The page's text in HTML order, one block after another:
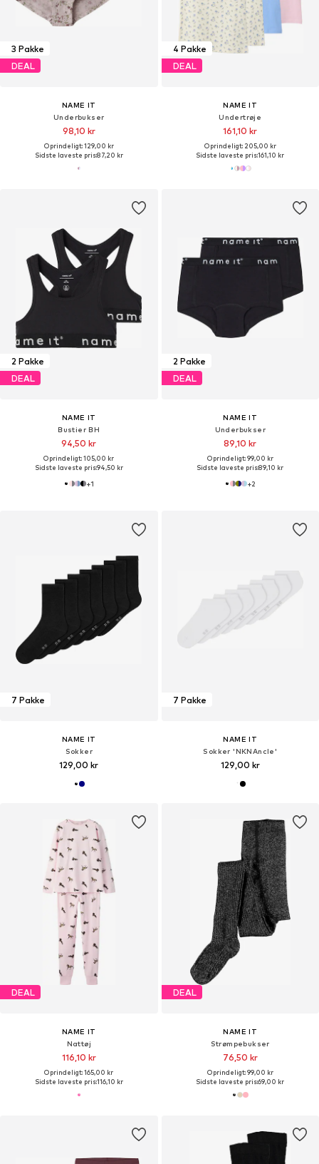
3 Pakke
DEAL
NAME IT
Underbukser
98,10 kr
Oprindeligt: 129,00 kr
Sidste laveste pris:87,20 kr
4 Pakke
DEAL
NAME IT
Undertrøje
161,10 kr
Oprindeligt: 205,00 kr
Sidste laveste pris:161,10 kr
2 Pakke
DEAL
NAME IT
Bustier BH
94,50 kr
Oprindeligt: 105,00 kr
Sidste laveste pris:94,50 kr
+1
2 Pakke
DEAL
NAME IT
Underbukser
89,10 kr
Oprindeligt: 99,00 kr
Sidste laveste pris:89,10 kr
+2
7 Pakke
NAME IT
Sokker
129,00 kr
7 Pakke
NAME IT
Sokker 'NKNAncle'
129,00 kr
DEAL
NAME IT
Nattøj
116,10 kr
Oprindeligt: 165,00 kr
Sidste laveste pris:116,10 kr
DEAL
NAME IT
Strømpebukser
76,50 kr
Oprindeligt: 99,00 kr
Sidste laveste pris:69,00 kr